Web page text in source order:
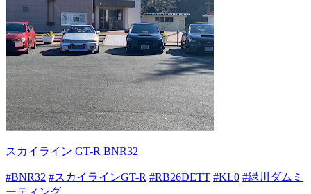
スカイライン GT-R BNR32
#BNR32 #スカイラインGT-R #RB26DETT #KL0 #緑川ダムミ
ーティング